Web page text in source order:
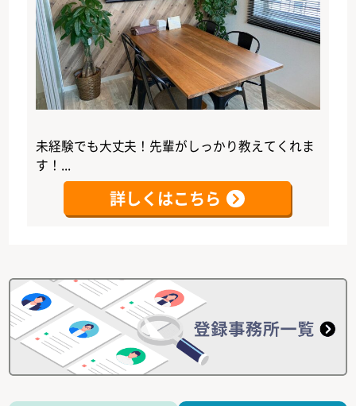
未経験でも大丈夫！先輩がしっかり教えてくれま
す！...
詳しくはこちら